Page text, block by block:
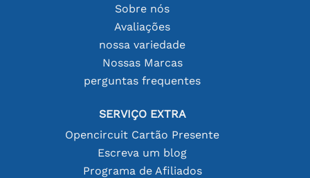
Sobre nós
Avaliações
nossa variedade
Nossas Marcas
perguntas frequentes
SERVIÇO EXTRA
Opencircuit Cartão Presente
Escreva um blog
Programa de Afiliados